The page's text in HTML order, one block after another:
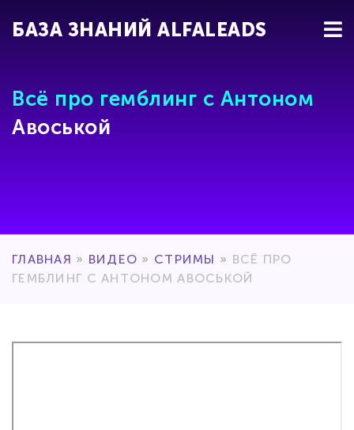
БАЗА ЗНАНИЙ ALFALEADS
Всё про гемблинг с Антоном
Авоськой
ГЛАВНАЯ » ВИДЕО » СТРИМЫ » ВСЁ ПРО
ГЕМБЛИНГ С АНТОНОМ АВОСЬКОЙ